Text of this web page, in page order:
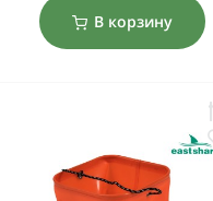
В корзину